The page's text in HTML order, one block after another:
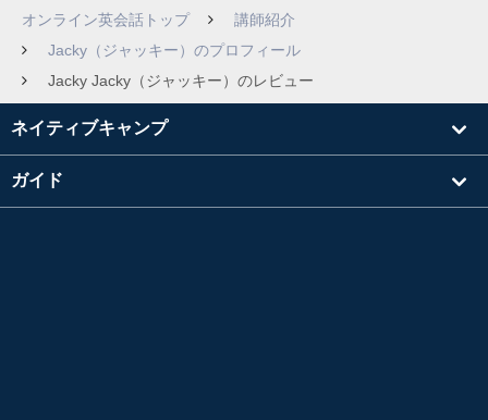
オンライン英会話トップ
講師紹介
Jacky（ジャッキー）のプロフィール
Jacky Jacky（ジャッキー）のレビュー
ネイティブキャンプ
ガイド